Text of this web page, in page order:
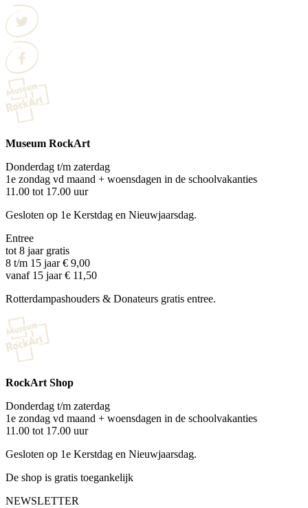
Museum RockArt
Donderdag t/m zaterdag
1e zondag vd maand + woensdagen in de schoolvakanties
11.00 tot 17.00 uur
Gesloten op 1e Kerstdag en Nieuwjaarsdag.
Entree
tot 8 jaar gratis
8 t/m 15 jaar € 9,00
vanaf 15 jaar € 11,50
Rotterdampashouders & Donateurs gratis entree.
RockArt Shop
Donderdag t/m zaterdag
1e zondag vd maand + woensdagen in de schoolvakanties
11.00 tot 17.00 uur
Gesloten op 1e Kerstdag en Nieuwjaarsdag.
De shop is gratis toegankelijk
NEWSLETTER